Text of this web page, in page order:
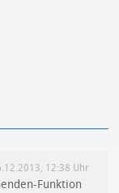
12:38 Uhr
Funktion